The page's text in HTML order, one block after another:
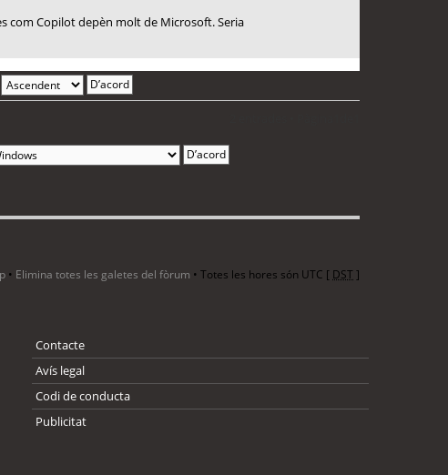
com Copilot depèn molt de Microsoft. Seria
• Elimina totes les galetes del fòrum • Totes les hores són UTC [ DST]
Contacte
Avís legal
Codi de conducta
Publicitat